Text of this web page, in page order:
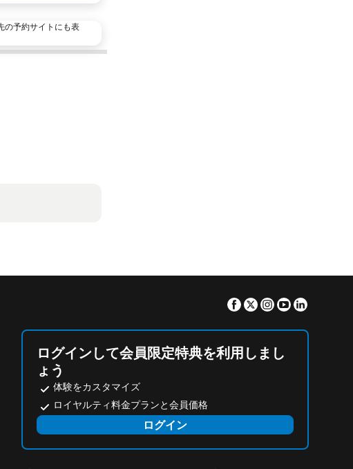
の予約サイトにも表
Facebook
TwitterInstagram
Youtube
ログインして会員限定特典を利用しまし
ょう
体験をカスタマイズ
ロイヤルティ料金プランと会員価格
ログイン